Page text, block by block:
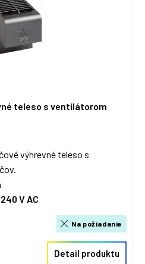
teleso s ventilátorom
výhrevné teleso s
V AC
Na požiadanie
Detail produktu